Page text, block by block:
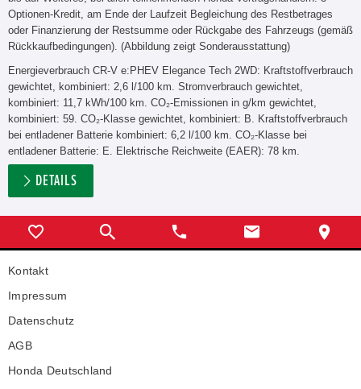
Optionen-Kredit, am Ende der Laufzeit Begleichung des Restbetrages
oder Finanzierung der Restsumme oder Rückgabe des Fahrzeugs (gemäß
Rückkaufbedingungen). (Abbildung zeigt Sonderausstattung)
Energieverbrauch CR-V e:PHEV Elegance Tech 2WD: Kraftstoffverbrauch
gewichtet, kombiniert: 2,6 l/100 km. Stromverbrauch gewichtet,
kombiniert: 11,7 kWh/100 km. CO₂-Emissionen in g/km gewichtet,
kombiniert: 59. CO₂-Klasse gewichtet, kombiniert: B. Kraftstoffverbrauch
bei entladener Batterie kombiniert: 6,2 l/100 km. CO₂-Klasse bei
entladener Batterie: E. Elektrische Reichweite (EAER): 78 km.
DETAILS
Kontakt
Impressum
Datenschutz
AGB
Honda Deutschland